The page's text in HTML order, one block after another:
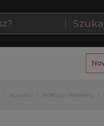
Nowości Półbuty / Baleriny